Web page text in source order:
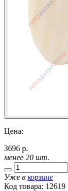
Цена:
3696 р.
менее 20 шт.
Уже в корзине
Код товара: 12619